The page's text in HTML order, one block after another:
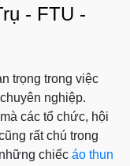
- FTU -
trọng trong việc
nghiệp.
các tổ chức, hội
rất chú trong
chiếc áo thun